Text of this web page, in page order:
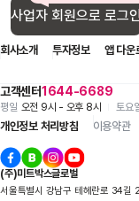
사업자 회원으로 로그
고객센터1644-6689
평일 오전 9시 - 오후 8시 토요
입점 제휴 문의
회사소개
투자정보 앱 다운
개인정보 처리방침 이용약관
(주)미트박스글로벌
서울특별시 강남구 테헤란로 34